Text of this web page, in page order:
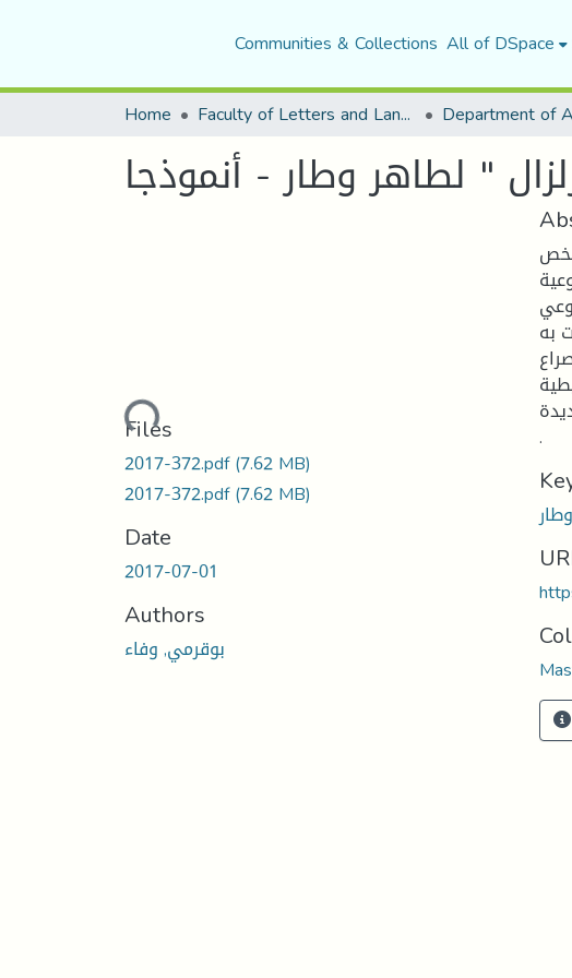
Communities & Collections All of DSpace
Home Faculty of Letters and Languages
" لطاهر وطار - أنموذجا
Loading...
Files
2017-372.pdf(7.62 MB)
2017-372.pdf(7.62 MB)
Date
2017-07-01
Authors
بوقرمي, وفاء
به
.